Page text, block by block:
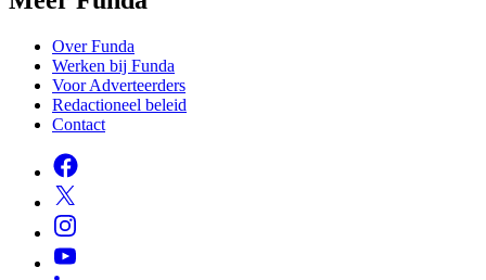
Over Funda
Werken bij Funda
Voor Adverteerders
Redactioneel beleid
Contact